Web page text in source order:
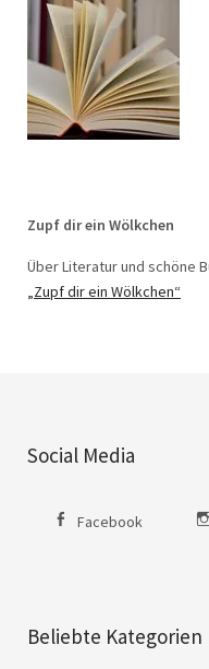
Zupf dir ein Wölkchen
Über Literatur und schöne
„Zupf dir ein Wölkchen“
Social Media
Facebook
Beliebte Kategorien